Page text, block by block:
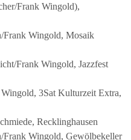
Frank Wingold),
Frank Wingold, Mosaik
Frank Wingold, Jazzfest
3Sat Kulturzeit Extra,
Recklinghausen
Frank Wingold, Gewölbekeller